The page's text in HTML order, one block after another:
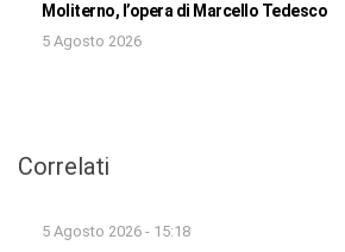
Moliterno, l’opera di Marcello Tedesco
5 Agosto 2026
Correlati
5 Agosto 2026 - 15:18